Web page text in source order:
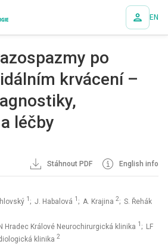
EN
po
krvácení –
léčby
Stáhnout PDF English info
1 ; J. Habalová 1 ; A. Krajina 2; S. Řehák
Hradec Králové Neurochirurgická klinika 1 ; LF
klinika 2